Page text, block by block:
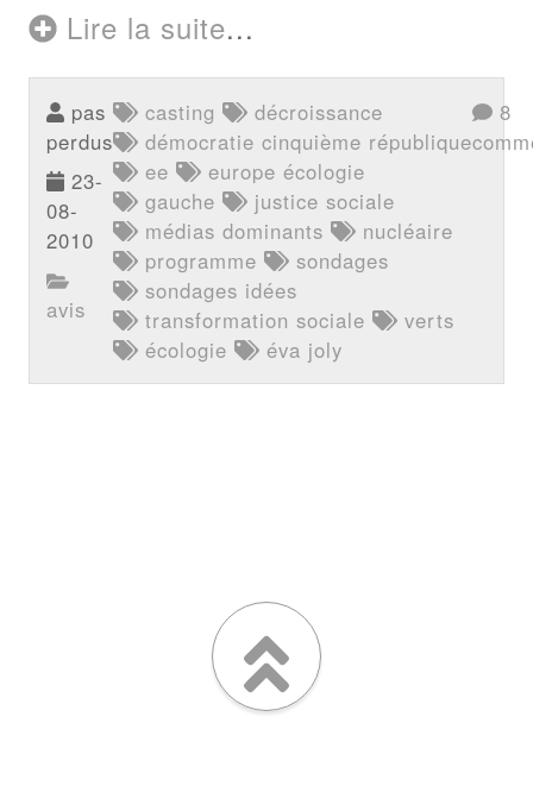
Lire la suite...
pas
perdus
23-
08-
2010
avis
casting
décroissance
démocratie cinquième république
ee
europe écologie
gauche
justice sociale
médias dominants
nucléaire
programme
sondages
sondages idées
transformation sociale
verts
écologie
éva joly
8